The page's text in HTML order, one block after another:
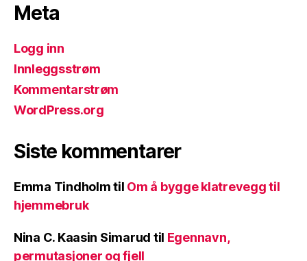
Meta
Logg inn
Innleggsstrøm
Kommentarstrøm
WordPress.org
Siste kommentarer
Emma Tindholmtil Om å bygge klatrevegg til
hjemmebruk
Nina C. Kaasin Simarud til Egennavn,
permutasjoner og fjell